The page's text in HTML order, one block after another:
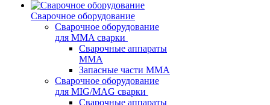
Сварочное оборудование
Сварочное оборудование
для MMA сварки
Сварочные аппараты
MMA
Запасные части MMA
Сварочное оборудование
для MIG/MAG сварки
Сварочные аппараты